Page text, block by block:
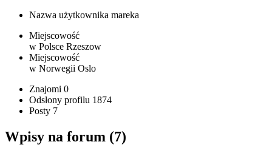
Nazwa użytkownika mareka
Miejscowość
w Polsce Rzeszow
Miejscowość
w Norwegii Oslo
Znajomi 0
Odsłony profilu 1874
Posty 7
Wpisy na forum (7)